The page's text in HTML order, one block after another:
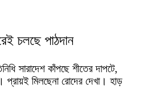
চলছে পাঠদান
সারাদেশ কাঁপছে শীতের দাপটে,
প্রায়ই মিলছেনা রোদের দেখা। হাড়